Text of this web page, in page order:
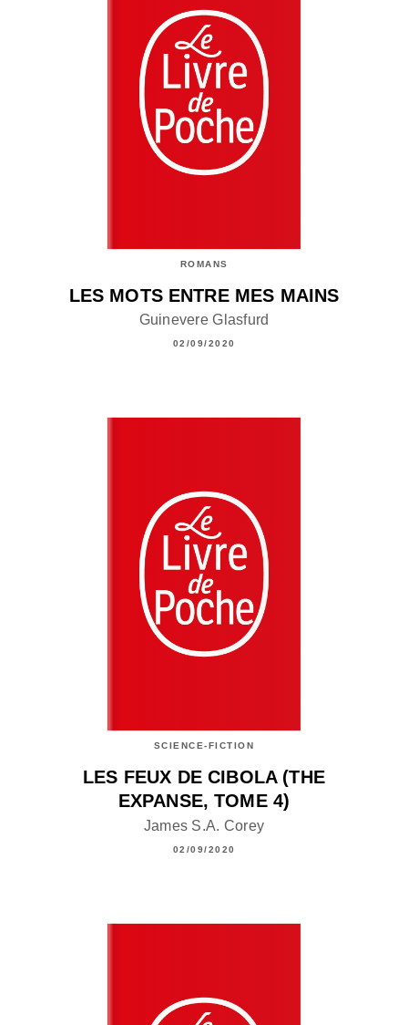
ROMANS
LES MOTS ENTRE MES MAINS
Guinevere Glasfurd
02/09/2020
SCIENCE-FICTION
LES FEUX DE CIBOLA (THE
EXPANSE, TOME 4)
James S.A. Corey
02/09/2020